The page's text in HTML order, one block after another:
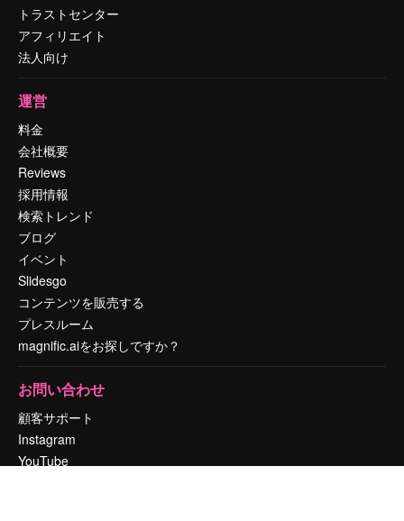
トラストセンター
アフィリエイト
法人向け
運営
料金
会社概要
Reviews
採用情報
検索トレンド
ブログ
イベント
Slidesgo
コンテンツを販売する
プレスルーム
magnific.aiをお探しですか？
お問い合わせ
顧客サポート
Instagram
YouTube